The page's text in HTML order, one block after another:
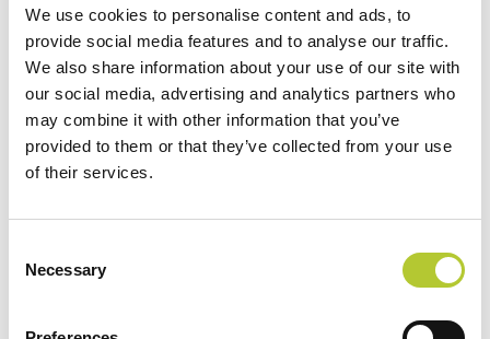
We use cookies to personalise content and ads, to
provide social media features and to analyse our traffic.
We also share information about your use of our site with
our social media, advertising and analytics partners who
may combine it with other information that you’ve
provided to them or that they’ve collected from your use
of their services.
Selection
Necessary
Tuttavia, garantiscono un’ottima illuminazione,
eccellente qualità e una durevolezza senza pari nel
tempo.
Perché scegliere le finestre a vasistas
DOMAL
l'eccellenza nel settore dei
serramenti in alluminio, grazie
Scopriamo insieme le principali caratteristiche che rendono